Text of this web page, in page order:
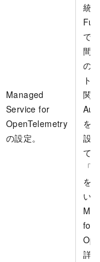
Managed
Service for
OpenTelemetry
の設定。
統
で
間
の
ト
関
を
設
て
「
を
い。
for
詳